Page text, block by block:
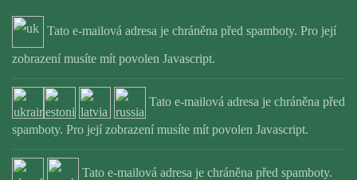
Tato e-mailová adresa je chráněna před spamboty. Pro její
zobrazení musíte mít povolen Javascript.
Tato e-mailová adresa je chráněna před
spamboty. Pro její zobrazení musíte mít povolen Javascript.
Tato e-mailová adresa je chráněna před spamboty.